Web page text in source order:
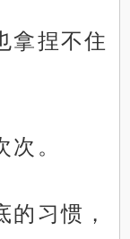
拿捏不住
。
习惯，